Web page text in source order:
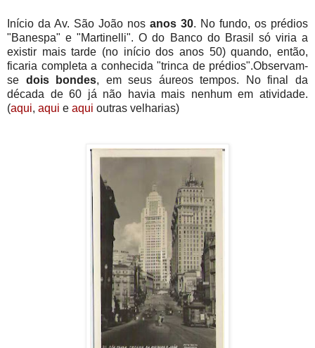
Início da Av. São João nos anos 30. No fundo, os prédios
"Banespa" e "Martinelli". O do Banco do Brasil só viria a
existir mais tarde (no início dos anos 50) quando, então,
ficaria completa a conhecida "trinca de prédios".Observam-
se dois bondes, em seus áureos tempos. No final da
década de 60 já não havia mais nenhum em atividade.
(aqui, aqui e aqui outras velharias)